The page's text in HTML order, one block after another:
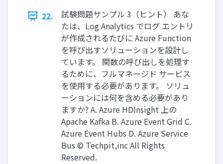
22.
試験問題サンプル 3（ヒント） あな
たは、Log Analytics でログ エントリ
が作成されるたびに Azure Function
を呼び出すソリューションを設計し
ています。 関数の呼び出しを処理す
るために、フルマネージド サービス
を使用する必要があります。 ソリュ
ーションには何を含める必要があり
ますか? A. Azure HDInsight 上の
Apache Kafka B. Azure Event Grid C.
Azure Event Hubs D. Azure Service
Bus © Techpit,inc All Rights
Reserved.